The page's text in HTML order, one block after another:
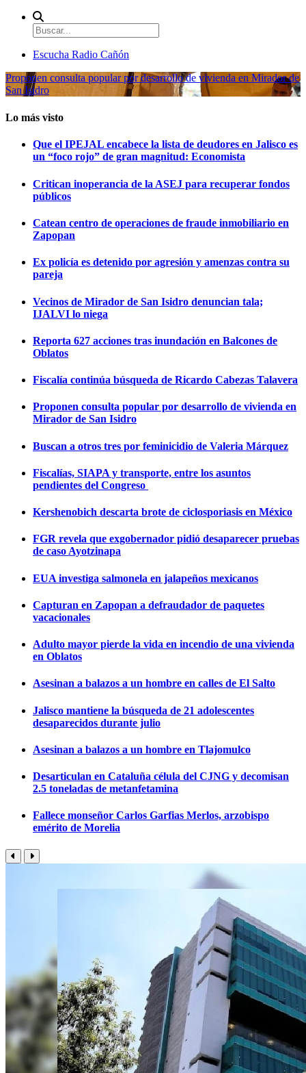
Escucha Radio Cañón
Proponen consulta popular por desarrollo de vivienda en Mirador de
San Isidro
Lo más visto
Que el IPEJAL encabece la lista de deudores en Jalisco es
un “foco rojo” de gran magnitud: Economista
Critican inoperancia de la ASEJ para recuperar fondos
públicos
Catean centro de operaciones de fraude inmobiliario en
Zapopan
Ex policía es detenido por agresión y amenzas contra su
pareja
Vecinos de Mirador de San Isidro denuncian tala;
IJALVI lo niega
Reporta 627 acciones tras inundación en Balcones de
Oblatos
Fiscalía continúa búsqueda de Ricardo Cabezas Talavera
Proponen consulta popular por desarrollo de vivienda en
Mirador de San Isidro
Buscan a otros tres por feminicidio de Valeria Márquez
Fiscalías, SIAPA y transporte, entre los asuntos
pendientes del Congreso
Kershenobich descarta brote de ciclosporiasis en México
FGR revela que exgobernador pidió desaparecer pruebas
de caso Ayotzinapa
EUA investiga salmonela en jalapeños mexicanos
Capturan en Zapopan a defraudador de paquetes
vacacionales
Adulto mayor pierde la vida en incendio de una vivienda
en Oblatos
Asesinan a balazos a un hombre en calles de El Salto
Jalisco mantiene la búsqueda de 21 adolescentes
desaparecidos durante julio
Asesinan a balazos a un hombre en Tlajomulco
Desarticulan en Cataluña célula del CJNG y decomisan
2.5 toneladas de metanfetamina
Fallece monseñor Carlos Garfias Merlos, arzobispo
emérito de Morelia